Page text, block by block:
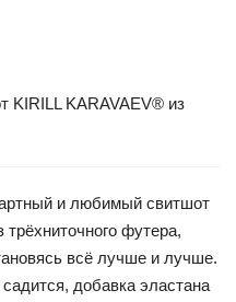
KIRILL KARAVAEV® из
и любимый свитшот
футера,
всё лучше и лучше.
добавка эластана